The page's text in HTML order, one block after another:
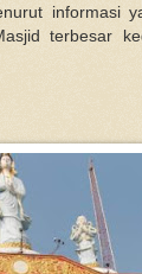
informasi
terbesar